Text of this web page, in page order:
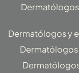
Dermatólogos y
Dermatólogos